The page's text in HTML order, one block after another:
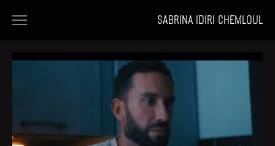
SABRINA IDIRI CHEMLOUL
NEWS